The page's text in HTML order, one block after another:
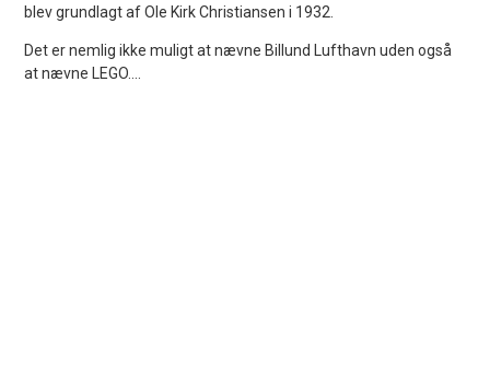
blev grundlagt af Ole Kirk Christiansen i 1932.
Det er nemlig ikke muligt at nævne Billund Lufthavn uden også
at nævne LEGO....